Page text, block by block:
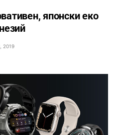
японски еко
2019